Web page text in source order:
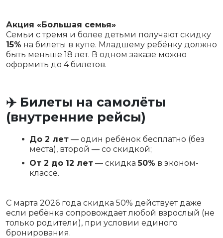
Акция «Большая семья»
Семьи с тремя и более детьми получают скидку
15% на билеты в купе. Младшему ребёнку должно
быть меньше 18 лет. В одном заказе можно
оформить до 4 билетов.
✈️ Билеты на самолёты
(внутренние рейсы)
До 2 лет — один ребёнок бесплатно (без
места), второй — со скидкой;
От 2 до 12 лет — скидка50% в эконом-
классе.
С марта 2026 года скидка 50% действует даже
если ребёнка сопровождает любой взрослый (не
только родители), при условии единого
бронирования.